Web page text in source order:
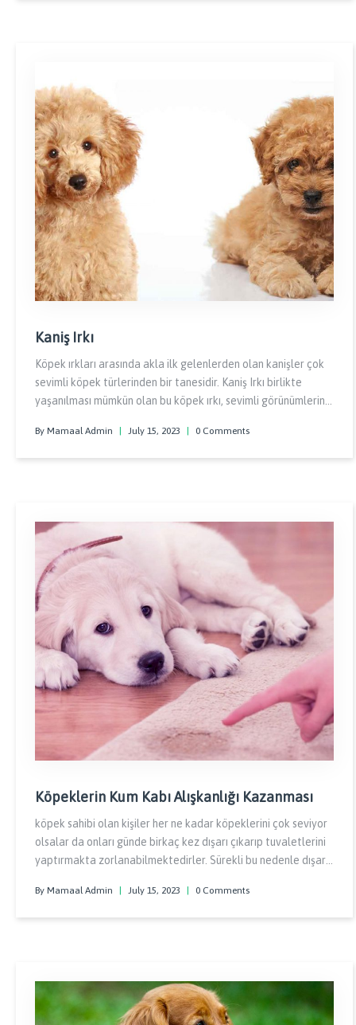
Kaniş Irkı
Köpek ırkları arasında akla ilk gelenlerden olan kanişler çok
sevimli köpek türlerinden bir tanesidir. Kaniş Irkı birlikte
yaşanılması mümkün olan bu köpek ırkı, sevimli görünümlerinin
By Mamaal Admin July 15, 2023 0 Comments
Köpeklerin Kum Kabı Alışkanlığı Kazanması
köpek sahibi olan kişiler her ne kadar köpeklerini çok seviyor
olsalar da onları günde birkaç kez dışarı çıkarıp tuvaletlerini
yaptırmakta zorlanabilmektedirler. Sürekli bu nedenle dışarı
tuvaletlerini yaptırmaya alıştırmak isterler.
By Mamaal Admin July 15, 2023 0 Comments